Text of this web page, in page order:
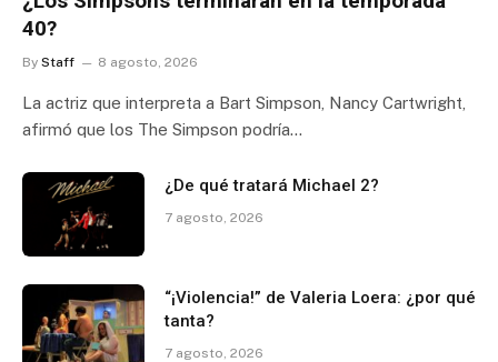
40?
By Staff 8 agosto, 2026
La actriz que interpreta a Bart Simpson, Nancy Cartwright,
afirmó que los The Simpson podría…
¿De qué tratará Michael 2?
7 agosto, 2026
“¡Violencia!” de Valeria Loera: ¿por qué
tanta?
7 agosto, 2026